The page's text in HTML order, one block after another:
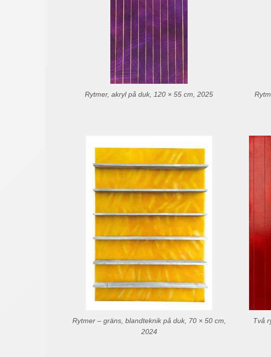
Rytmer, akryl på duk, 120 × 55 cm, 2025
Rytmer – gräns, blandteknik på duk, 70 × 50 cm,
2024
Två